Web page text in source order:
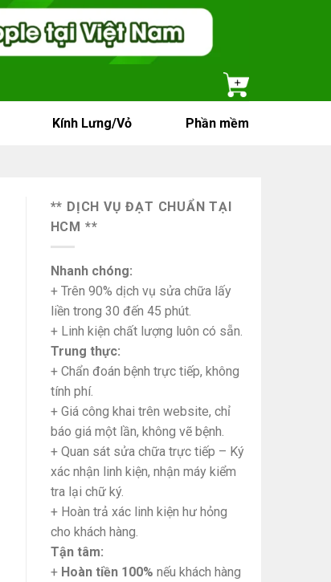
Kính Lưng/Vỏ Phần mềm
** DỊCH VỤ ĐẠT CHUẨN TẠI
HCM **
Nhanh chóng:
+ Trên 90% dịch vụ sửa chữa lấy
liền trong 30 đến 45 phút.
+ Linh kiện chất lượng luôn có sẵn.
Trung thực:
+ Chẩn đoán bệnh trực tiếp, không
tính phí.
+ Giá công khai trên website, chỉ
báo giá một lần, không vẽ bệnh.
+ Quan sát sửa chữa trực tiếp – Ký
xác nhận linh kiện, nhận máy kiểm
tra lại chữ ký.
+ Hoàn trả xác linh kiện hư hỏng
cho khách hàng.
Tận tâm:
+ Hoàn tiền 100% nếu khách hàng